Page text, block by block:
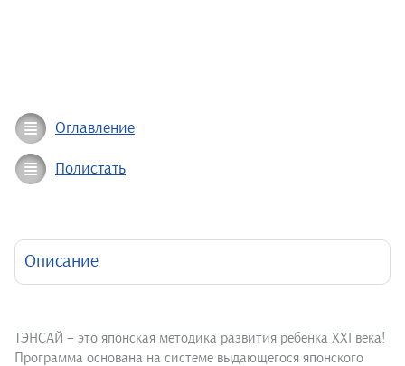
Оглавление
Полистать
Описание
ТЭНСАЙ – это японская методика развития ребёнка XXI века!
Программа основана на системе выдающегося японского